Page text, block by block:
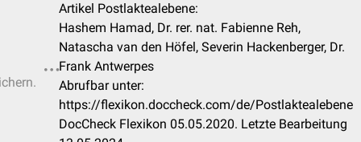
Artikel Postlaktealebene:
Hashem Hamad, Dr. rer. nat. Fabienne Reh,
Natascha van den Höfel, Severin Hackenberger, Dr.
Frank Antwerpes
Abrufbar unter:
https://flexikon.doccheck.com/de/Postlaktealebene
DocCheck Flexikon 05.05.2020. Letzte Bearbeitung